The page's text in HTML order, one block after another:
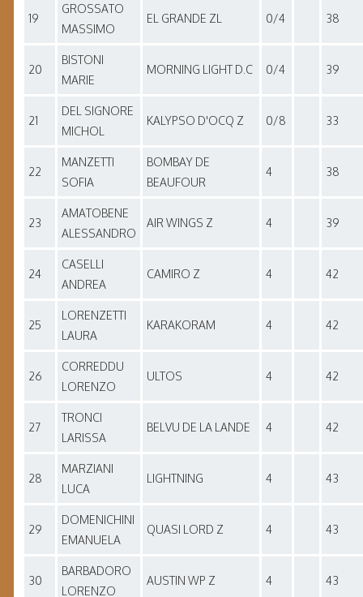
19
GROSSATO
MASSIMO
EL GRANDE ZL 0/4 38
20
BISTONI
MARIE
MORNING LIGHT D.C 0/4 39
21
DEL SIGNORE
MICHOL
KALYPSO D'OCQ Z 0/8 33
22
MANZETTI
SOFIA
BOMBAY DE
BEAUFOUR
4 38
23
AMATOBENE
ALESSANDRO
AIR WINGS Z 4 39
24
CASELLI
ANDREA
CAMIRO Z 4 42
25
LORENZETTI
LAURA
KARAKORAM 4 42
26
CORREDDU
LORENZO
ULTOS 4 42
27
TRONCI
LARISSA
BELVU DE LA LANDE 4 42
28
MARZIANI
LUCA
LIGHTNING 4 43
29
DOMENICHINI
EMANUELA
QUASI LORD Z 4 43
30
BARBADORO
LORENZO
AUSTIN WP Z 4 43